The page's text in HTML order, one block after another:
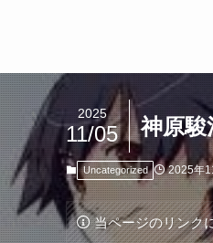
神原駿
2025
11/05
Uncategorized 2025年
当ページのリンク